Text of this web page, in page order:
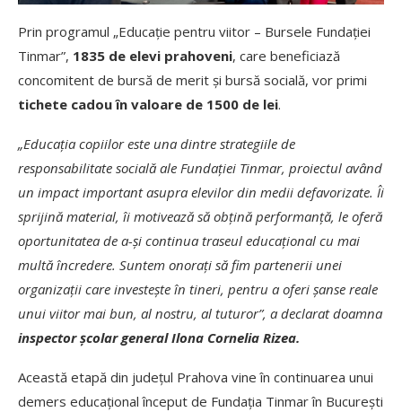
Prin programul „Educație pentru viitor – Bursele Fundației
Tinmar”, 1835 de elevi prahoveni, care beneficiază
concomitent de bursă de merit și bursă socială, vor primi
tichete cadou în valoare de 1500 de lei.
„Educația copiilor este una dintre strategiile de
responsabilitate socială ale Fundației Tinmar, proiectul având
un impact important asupra elevilor din medii defavorizate. Îi
sprijină material, îi motivează să obțină performanță, le oferă
oportunitatea de a-și continua traseul educațional cu mai
multă încredere. Suntem onorați să fim partenerii unei
organizații care investește în tineri, pentru a oferi șanse reale
unui viitor mai bun, al nostru, al tuturor”, a declarat doamna
inspector școlar general Ilona Cornelia Rizea.
Această etapă din județul Prahova vine în continuarea unui
demers educațional început de Fundația Tinmar în București